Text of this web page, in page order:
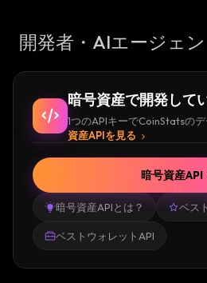
開発者・AIエージェ
暗号資産で開発して
1つのAPIキーでCoinStatsのデ
資産APIを見る
暗号資産APIとは？ ベス
ベストウォレットAPI
暗号資産API